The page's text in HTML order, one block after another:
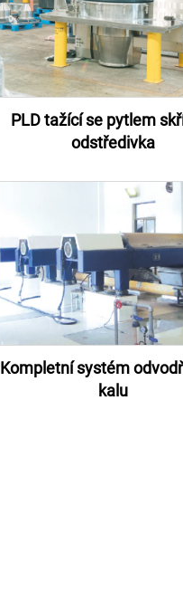
PLD tažící se pytlem
odstředivka
Kompletní systém
kalu